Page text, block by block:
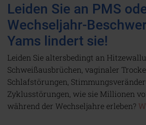
Leiden Sie an PMS
Wechseljahr-
Yams lindert sie!
Leiden Sie altersbedingt an
Schweißausbrüchen, vaginaler
Schlafstörungen,
Zyklusstörungen, wie sie Millionen
während der Wechseljahre erleben?